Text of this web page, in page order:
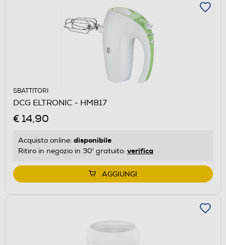
SBATTITORI
DCG ELTRONIC - HM817
€ 14,90
Acquisto online: disponibile
Ritiro in negozio in 30' gratuito: verifica
AGGIUNGI